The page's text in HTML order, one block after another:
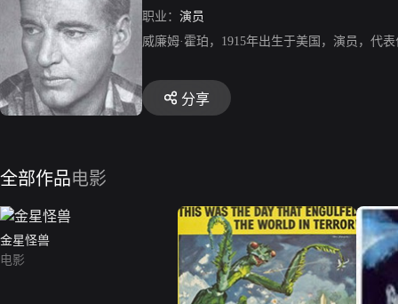
职业： 演员
威廉姆·霍珀，1915年出生于美国，演员，代
分享
全部作品电影
金星怪兽
电影